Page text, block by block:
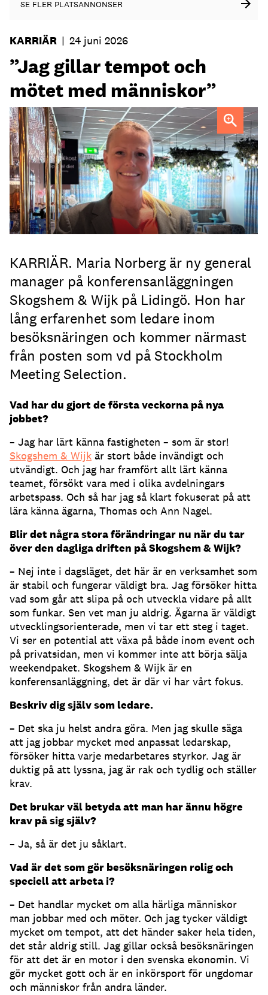
SE FLER PLATSANNONSER
KARRIÄR | 24 juni 2026
”Jag gillar tempot och
mötet med människor”
Maria Norberg, ny general manager på Skogshem & Wijk
KARRIÄR. Maria Norberg är ny general
manager på konferensanläggningen
Skogshem & Wijk på Lidingö. Hon har
lång erfarenhet som ledare inom
besöksnäringen och kommer närmast
från posten som vd på Stockholm
Meeting Selection.
Vad har du gjort de första veckorna på nya
jobbet?
– Jag har lärt känna fastigheten – som är stor!
Skogshem & Wijk är stort både invändigt och
utvändigt. Och jag har framfört allt lärt känna
teamet, försökt vara med i olika avdelningars
arbetspass. Och så har jag så klart fokuserat på att
lära känna ägarna, Thomas och Ann Nagel.
Blir det några stora förändringar nu när du tar
över den dagliga driften på Skogshem & Wijk?
– Nej inte i dagsläget, det här är en verksamhet som
är stabil och fungerar väldigt bra. Jag försöker hitta
vad som går att slipa på och utveckla vidare på allt
som funkar. Sen vet man ju aldrig. Ägarna är väldigt
utvecklingsorienterade, men vi tar ett steg i taget.
Vi ser en potential att växa på både inom event och
på privatsidan, men vi kommer inte att börja sälja
weekendpaket. Skogshem & Wijk är en
konferensanläggning, det är där vi har vårt fokus.
Beskriv dig själv som ledare.
– Det ska ju helst andra göra. Men jag skulle säga
att jag jobbar mycket med anpassat ledarskap,
försöker hitta varje medarbetares styrkor. Jag är
duktig på att lyssna, jag är rak och tydlig och ställer
krav.
Det brukar väl betyda att man har ännu högre
krav på sig själv?
– Ja, så är det ju såklart.
Vad är det som gör besöksnäringen rolig och
speciell att arbeta i?
– Det handlar mycket om alla härliga människor
man jobbar med och möter. Och jag tycker väldigt
mycket om tempot, att det händer saker hela tiden,
det står aldrig still. Jag gillar också besöksnäringen
för att det är en motor i den svenska ekonomin. Vi
gör mycket gott och är en inkörsport för ungdomar
och människor från andra länder.